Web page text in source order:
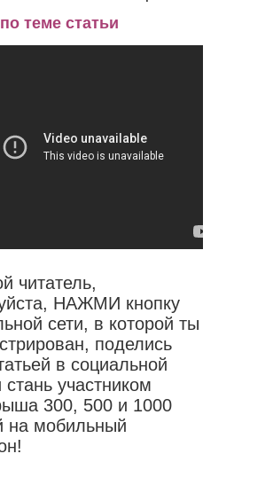
теме статьи
читатель,
НАЖМИ кнопку
сети, в которой ты
поделись
в социальной
стань участником
300, 500 и 1000
на мобильный